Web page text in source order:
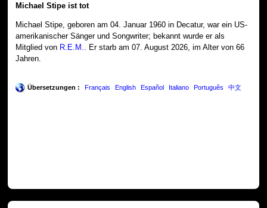
Michael Stipe ist tot
Michael Stipe, geboren am 04. Januar 1960 in Decatur, war ein US-
amerikanischer Sänger und Songwriter; bekannt wurde er als
Mitglied von R.E.M.
. Er starb am 07. August 2026, im Alter von 66
Jahren.
Übersetzungen : Français English Español Italiano Português 中文